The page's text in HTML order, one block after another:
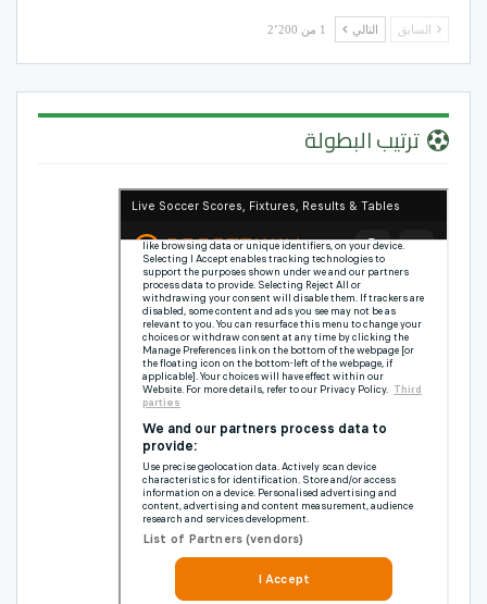
السابق التالي 1 من 2٬200
ترتيب البطولة